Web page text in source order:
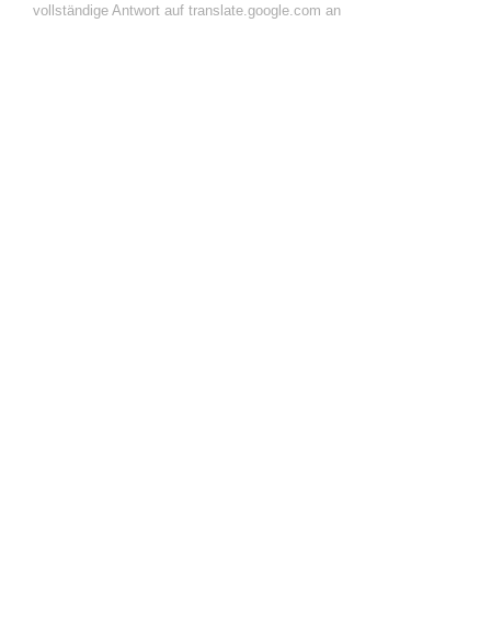
vollständige Antwort auf translate.google.com an